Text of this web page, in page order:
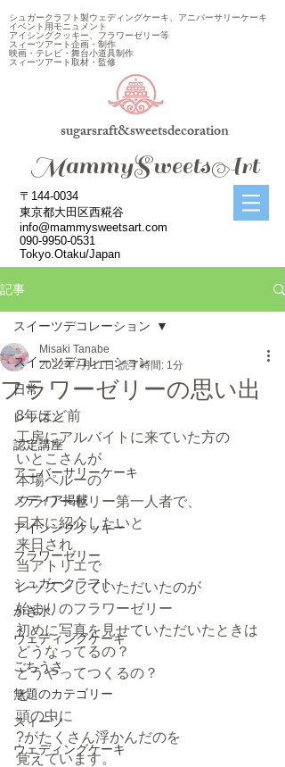
シュガークラフト製ウェディングケーキ、アニバーサリーケーキ
イベント用モニュメント
アイシングクッキー、フラワーゼリー等
スィーツアート企画・制作
映画・テレビ・舞台小道具制作
スィーツアート取材・監修
sugarsraft&sweetsdecoration
​MammySweetsArt
〒144-0034
東京都大田区西糀谷
info@mammysweetsart.com
090-9950-0531
Tokyo.Otaku/Japan
記事
スイーツデコレーション
日常
レッスン
認定講座
アニバーサリーケーキ
メディア掲載
アイシングクッキー
フラワーゼリー
シュガークラフト
かき氷
ウェディングケーキ
ごちうさ
無題のカテゴリー
スィーツ
ウェディングケーキ
スイーツデコレーション
フラワーゼリーの思い出
Misaki Tanabe
2022年7月11日 読了時間: 1分
8年ほど前
工房にアルバイトに来ていた方の
いとこさんが
本場ペルーの
フラワーゼリー第一人者で、
日本に紹介したいと
来日され
当アトリエで
レッスンしていただいたのが
始まりのフラワーゼリー
初めに写真を見せていただいたときは
どうなってるの？
どうやってつくるの？
と
頭の中に
?がたくさん浮かんだのを
覚えています。